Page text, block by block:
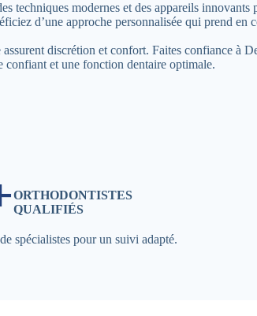
modernes et des appareils innovants
d’une approche personnalisée qui prend en
discrétion et confort. Faites confiance à
confiant et une fonction dentaire optimale.
ORTHODONTISTES
QUALIFIÉS
spécialistes pour un suivi adapté.